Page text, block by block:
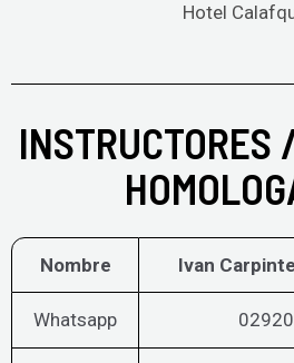
Hotel
INSTRUCTORES
Nombre Ivan
Whatsapp